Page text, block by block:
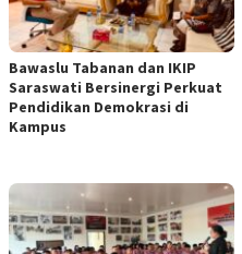
Bawaslu Tabanan dan IKIP
Saraswati Bersinergi Perkuat
Pendidikan Demokrasi di
Kampus